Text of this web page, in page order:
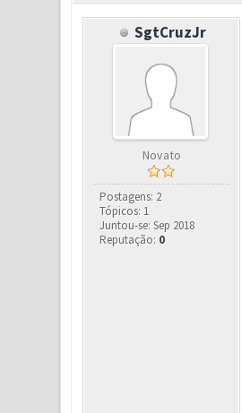
SgtCruzJr
Novato
Postagens: 2
Tópicos: 1
Juntou-se: Sep 2018
Reputação: 0